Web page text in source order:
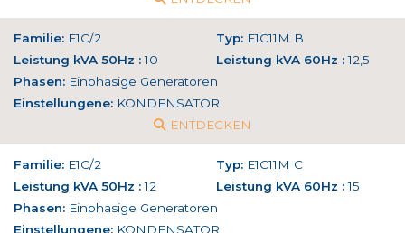
Familie: E1C/2 Typ: E1C11M B
Leistung kVA 50Hz :10 Leistung kVA 60Hz :12,5
Phasen: Einphasige Generatoren
Einstellungene: KONDENSATOR
ENTDECKEN
Familie: E1C/2 Typ: E1C11M C
Leistung kVA 50Hz :12 Leistung kVA 60Hz :15
Phasen: Einphasige Generatoren
Einstellungene: KONDENSATOR